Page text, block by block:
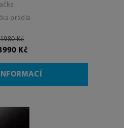
prádla
Kč
Kč